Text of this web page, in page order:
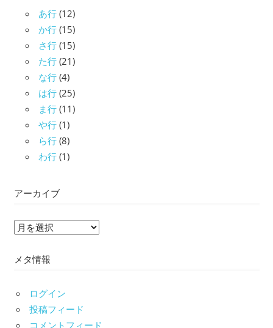
あ行 (12)
か行 (15)
さ行 (15)
た行 (21)
な行 (4)
は行 (25)
ま行 (11)
や行 (1)
ら行 (8)
わ行 (1)
アーカイブ
ア
カ
ブ
メタ情報
ログイン
投稿フィード
コメントフィード